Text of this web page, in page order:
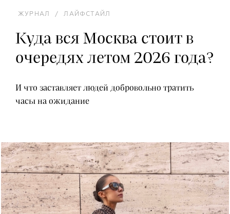
ЖУРНАЛ / ЛАЙФСТАЙЛ
Куда вся Москва стоит в
очередях летом 2026 года?
И что заставляет людей добровольно тратить
часы на ожидание